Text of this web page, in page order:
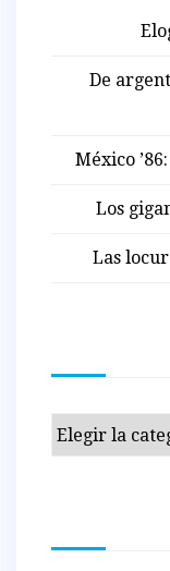
De
México
Los
Las
Categorías